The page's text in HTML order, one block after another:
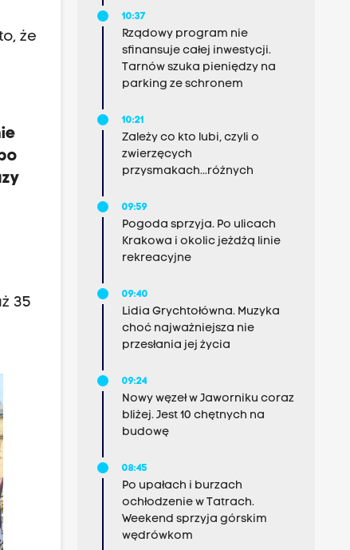
że
35
10:37
Rządowy program nie
sfinansuje całej inwestycji.
Tarnów szuka pieniędzy na
parking ze schronem
10:21
Zależy co kto lubi, czyli o
zwierzęcych
przysmakach...różnych
09:59
Pogoda sprzyja. Po ulicach
Krakowa i okolic jeżdżą linie
rekreacyjne
09:40
Lidia Grychtołówna. Muzyka
choć najważniejsza nie
przesłania jej życia
09:24
Nowy węzeł w Jaworniku coraz
bliżej. Jest 10 chętnych na
budowę
08:45
Po upałach i burzach
ochłodzenie w Tatrach.
Weekend sprzyja górskim
wędrówkom